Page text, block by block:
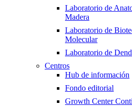
Laboratorio de
Madera
Laboratorio de
Molecular
Laboratorio de
Centros
Hub de información
Fondo editorial
Growth Center